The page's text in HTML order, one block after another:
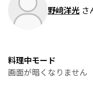
野﨑洋光 さ
料理中モード
画面が暗くなりません